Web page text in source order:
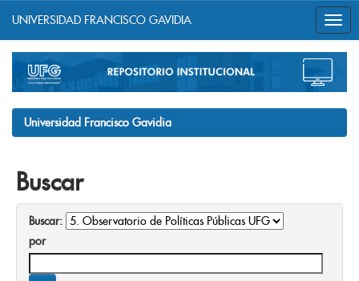
navigation
UNIVERSIDAD FRANCISCO GAVIDIA
Universidad Francisco Gavidia
Buscar
Buscar:
por